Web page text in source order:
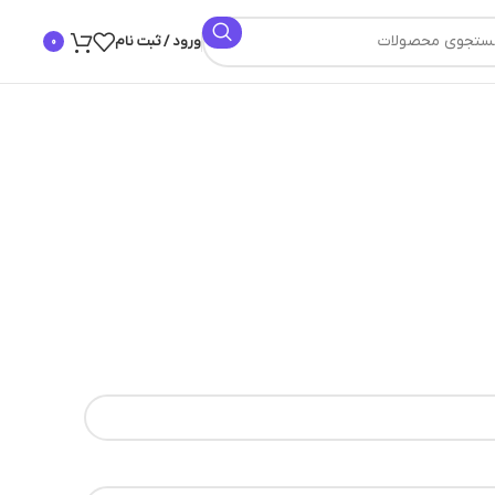
ورود / ثبت نام 0